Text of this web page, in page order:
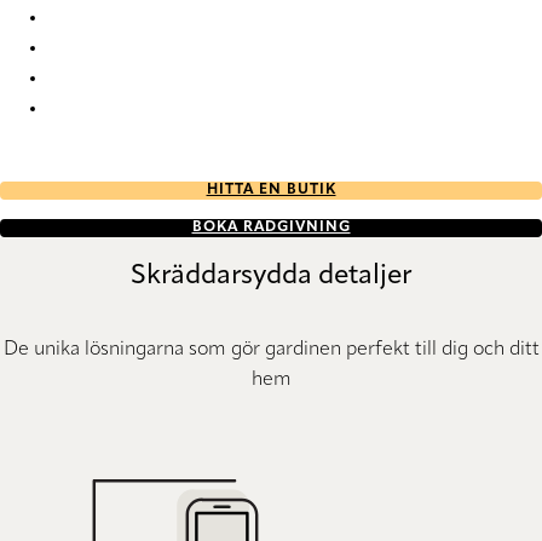
HITTA EN BUTIK
BOKA RÅDGIVNING
Skräddarsydda detaljer
De unika lösningarna som gör gardinen perfekt till dig och ditt
hem